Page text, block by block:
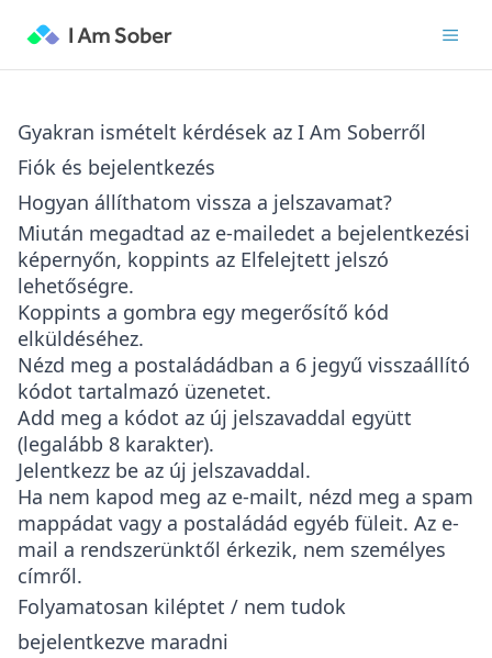
Gyakran ismételt kérdések az I Am Soberről
Fiók és bejelentkezés
Hogyan állíthatom vissza a jelszavamat?
Miután megadtad az e-mailedet a bejelentkezési
képernyőn, koppints az Elfelejtett jelszó
lehetőségre.
Koppints a gombra egy megerősítő kód
elküldéséhez.
Nézd meg a postaládádban a 6 jegyű visszaállító
kódot tartalmazó üzenetet.
Add meg a kódot az új jelszavaddal együtt
(legalább 8 karakter).
Jelentkezz be az új jelszavaddal.
Ha nem kapod meg az e-mailt, nézd meg a spam
mappádat vagy a postaládád egyéb füleit. Az e-
mail a rendszerünktől érkezik, nem személyes
címről.
Folyamatosan kiléptet / nem tudok
bejelentkezve maradni